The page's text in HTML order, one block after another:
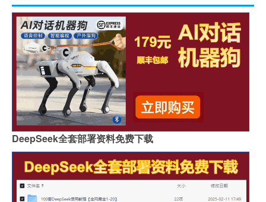
DeepSeek全套部署资料免费下载